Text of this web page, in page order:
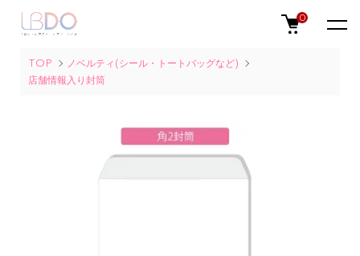
0
TOP
ノベルティ(シール・トートバッグなど)
店舗情報入り封筒